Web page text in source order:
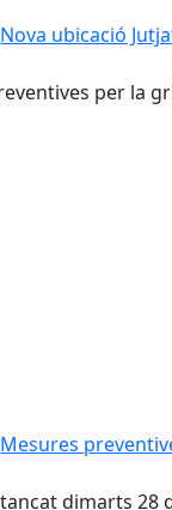
Nova ubicació
Mesures